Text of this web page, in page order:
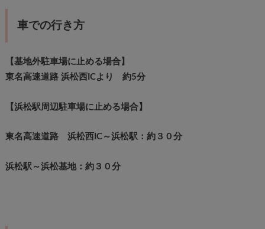
車での行き方
【基地外駐車場に止める場合】
東名高速道路 浜松西ICより 約5分
【浜松駅周辺駐車場に止める場合】
東名高速道路 浜松西IC～浜松駅：約３０分
浜松駅～浜松基地：約３０分